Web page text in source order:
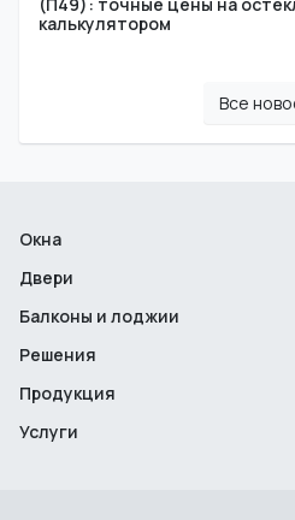
калькулятором
Все
Окна
Двери
Балконы и лоджии
Решения
Продукция
Услуги